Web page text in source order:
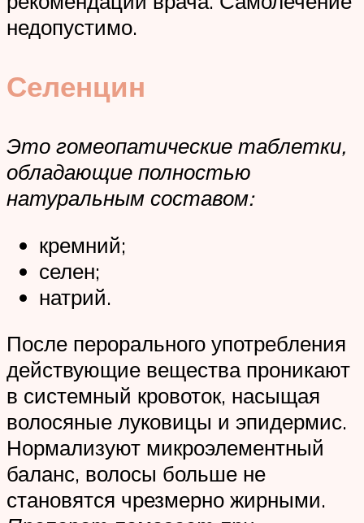
недопустимо.
Селенцин
Это гомеопатические таблетки,
обладающие полностью
натуральным составом:
кремний;
селен;
натрий.
После перорального употребления
действующие вещества проникают
в системный кровоток, насыщая
волосяные луковицы и эпидермис.
Нормализуют микроэлементный
баланс, волосы больше не
становятся чрезмерно жирными.